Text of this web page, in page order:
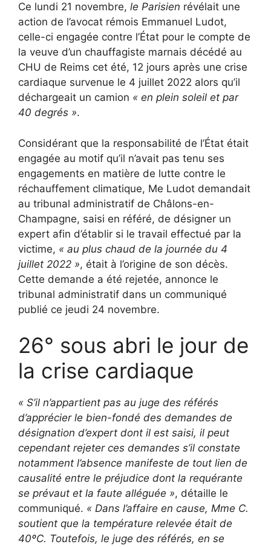
Ce lundi 21 novembre, le Parisien révélait une
action de l’avocat rémois Emmanuel Ludot,
celle-ci engagée contre l’État pour le compte de
la veuve d’un chauffagiste marnais décédé au
CHU de Reims cet été, 12 jours après une crise
cardiaque survenue le 4 juillet 2022 alors qu’il
déchargeait un camion « en plein soleil et par
40 degrés ».
Considérant que la responsabilité de l’État était
engagée au motif qu’il n’avait pas tenu ses
engagements en matière de lutte contre le
réchauffement climatique, Me Ludot demandait
au tribunal administratif de Châlons-en-
Champagne, saisi en référé, de désigner un
expert afin d’établir si le travail effectué par la
victime, « au plus chaud de la journée du 4
juillet 2022 », était à l’origine de son décès.
Cette demande a été rejetée, annonce le
tribunal administratif dans un communiqué
publié ce jeudi 24 novembre.
26° sous abri le jour de
la crise cardiaque
« S’il n’appartient pas au juge des référés
d’apprécier le bien-fondé des demandes de
désignation d’expert dont il est saisi, il peut
cependant rejeter ces demandes s’il constate
notamment l’absence manifeste de tout lien de
causalité entre le préjudice dont la requérante
se prévaut et la faute alléguée », détaille le
communiqué. « Dans l’affaire en cause, Mme C.
soutient que la température relevée était de
40ºC. Toutefois, le juge des référés, en se